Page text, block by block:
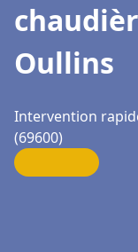
Oullins
Intervention
(69600)